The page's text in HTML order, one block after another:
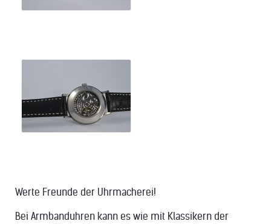
Werte Freunde der Uhrmacherei!
Bei Armbanduhren kann es wie mit Klassikern der